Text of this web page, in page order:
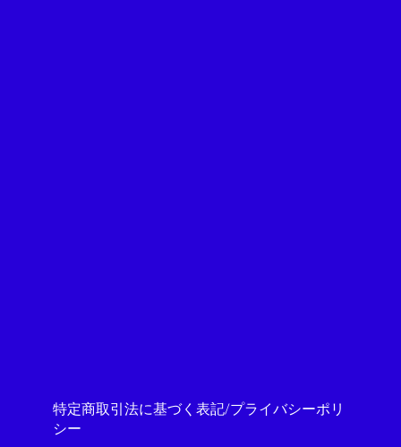
特定商取引法に基づく表記/プライバシーポリ
シー